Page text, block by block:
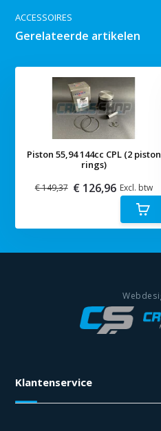
ACCESSOIRES
Gerelateerde artikelen
Piston 55,94 144cc CPL (2 piston
rings)
€ 149,37 € 126,96 Excl. btw
Klantenservice